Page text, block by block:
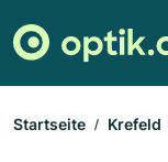
Startseite Krefeld